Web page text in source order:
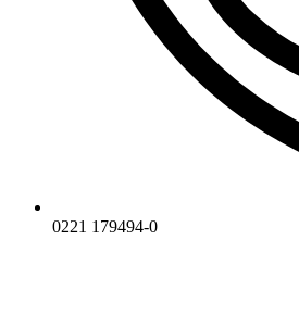
0221 179494-0